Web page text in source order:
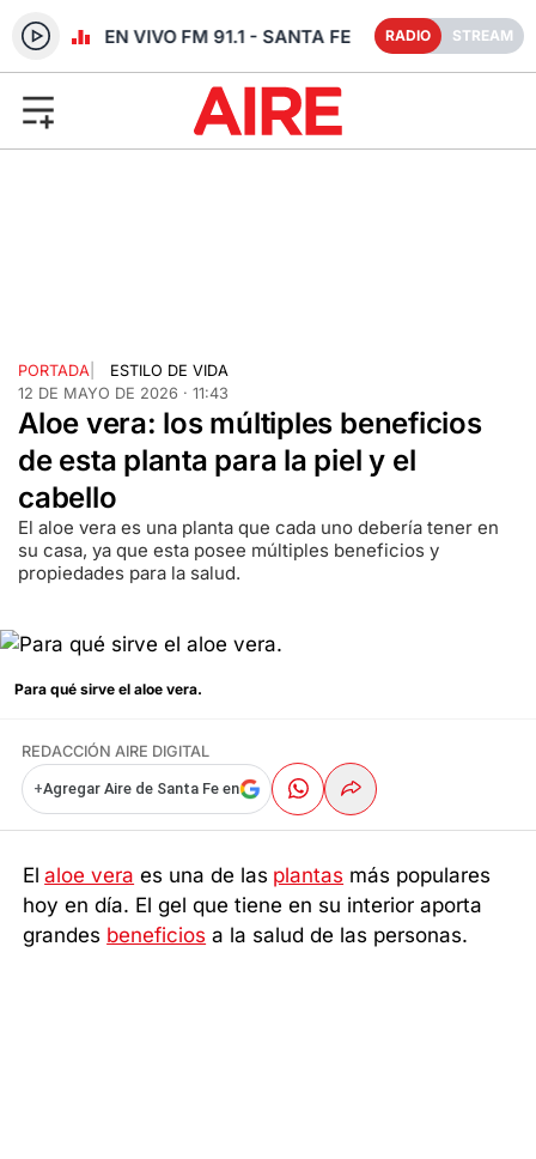
RADIO EN VIVO FM 91.1 - SANTA FE RADIO STREAM
PORTADA
ESTILO DE VIDA
12 DE MAYO DE 2026 · 11:43
Aloe vera: los múltiples beneficios
de esta planta para la piel y el
cabello
El aloe vera es una planta que cada uno debería tener en
su casa, ya que esta posee múltiples beneficios y
propiedades para la salud.
Para qué sirve el aloe vera.
REDACCIÓN AIRE DIGITAL
+Agregar Aire de Santa Fe en
El aloe vera es una de las plantas más populares
hoy en día. El gel que tiene en su interior aporta
grandes beneficios a la salud de las personas.